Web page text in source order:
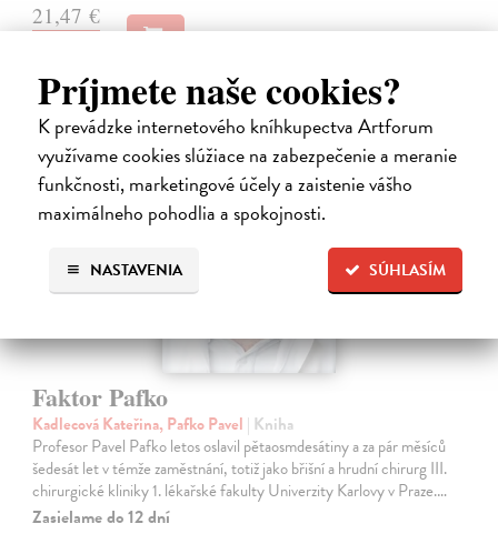
Príjmete naše cookies?
K prevádzke internetového kníhkupectva Artforum
využívame cookies slúžiace na zabezpečenie a meranie
funkčnosti, marketingové účely a zaistenie vášho
maximálneho pohodlia a spokojnosti.
SÚHLASÍM
NASTAVENIA
21,47 €
Faktor Pafko
Kadlecová Kateřina, Pafko Pavel | Kniha
Profesor Pavel Pafko letos oslavil pětaosmdesátiny a za pár měsíců
šedesát let v témže zaměstnání, totiž jako břišní a hrudní chirurg III.
chirurgické kliniky 1. lékařské fakulty Univerzity Karlovy v Praze.…
Zasielame do 12 dní